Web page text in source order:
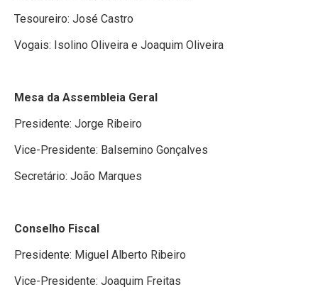
Tesoureiro: José Castro
Vogais: Isolino Oliveira e Joaquim Oliveira
Mesa da Assembleia Geral
Presidente: Jorge Ribeiro
Vice-Presidente: Balsemino Gonçalves
Secretário: João Marques
Conselho Fiscal
Presidente: Miguel Alberto Ribeiro
Vice-Presidente: Joaquim Freitas